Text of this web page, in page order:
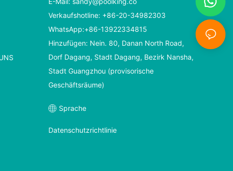
Verkaufshotline: +86-20-34982303
WhatsApp:+86-13922334815
Hinzufügen: Nein. 80, Danan North Road,
Dorf Dagang, Stadt Dagang, Bezirk Nansha,
Stadt Guangzhou (provisorische
Geschäftsräume)
Sprache
Datenschutzrichtlinie